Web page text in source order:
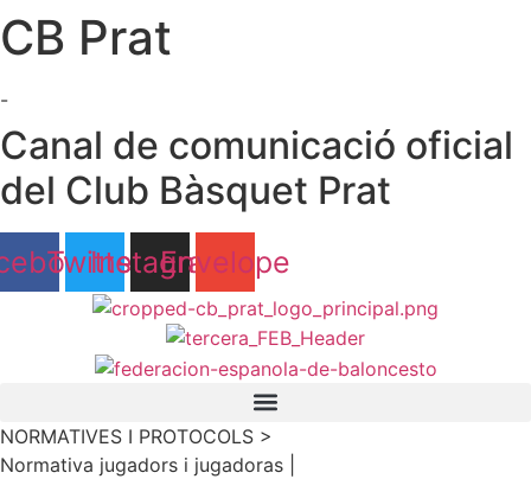
Ir
al
CB Prat
-
Canal de comunicació oficial
del Club Bàsquet Prat
Twitter
Instagram
Envelope
NORMATIVES I PROTOCOLS >
Normativa jugadors i jugadoras |